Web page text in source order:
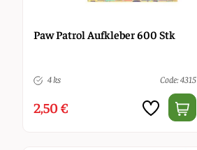
Paw Patrol Aufkleber 600 Stk
4 ks Code: 4315
2,50 €